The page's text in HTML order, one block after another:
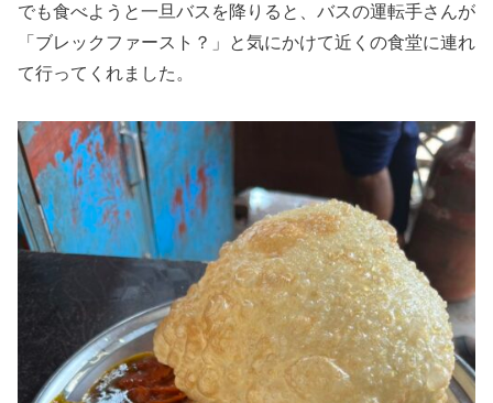
でも食べようと一旦バスを降りると、バスの運転手さんが
「ブレックファースト？」と気にかけて近くの食堂に連れ
て行ってくれました。